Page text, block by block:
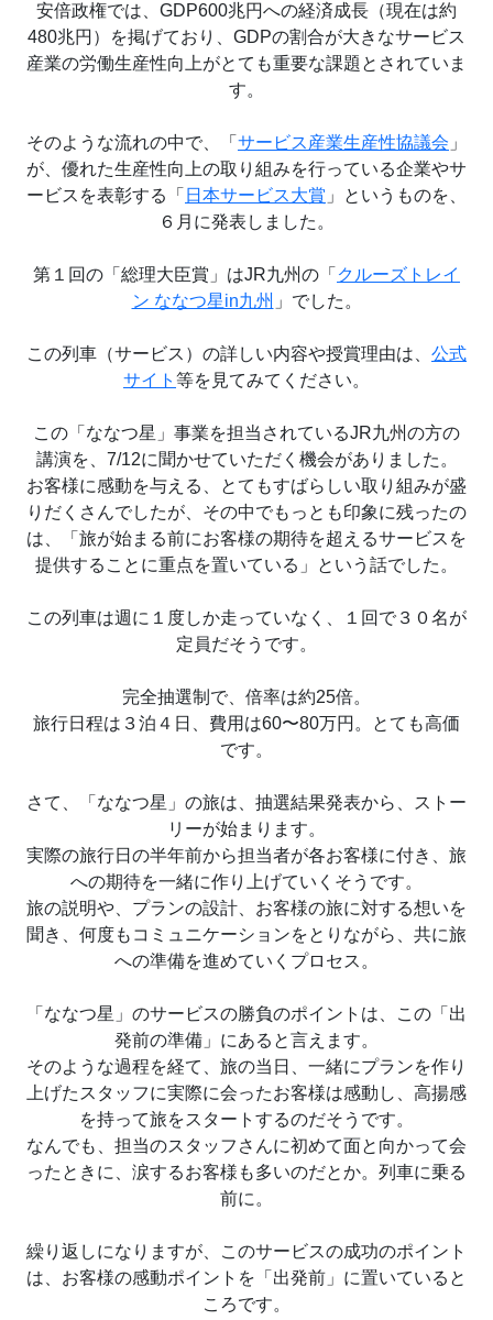
安倍政権では、GDP600兆円への経済成長（現在は約
480兆円）を掲げており、GDPの割合が大きなサービス
産業の労働生産性向上がとても重要な課題とされていま
す。
そのような流れの中で、「 サービス産業生産性協議会 」
が、優れた生産性向上の取り組みを行っている企業やサ
ービスを表彰する「 日本サービス大賞 」というものを、
６月に発表しました。
第１回の「総理大臣賞」はJR九州の「 クルーズトレイ
ン ななつ星in九州 」でした。
この列車（サービス）の詳しい内容や授賞理由は、 公式
サイト 等を見てみてください。
この「ななつ星」事業を担当されているJR九州の方の
講演を、7/12に聞かせていただく機会がありました。
お客様に感動を与える、とてもすばらしい取り組みが盛
りだくさんでしたが、その中でもっとも印象に残ったの
は、「旅が始まる前にお客様の期待を超えるサービスを
提供することに重点を置いている」という話でした。
この列車は週に１度しか走っていなく、１回で３０名が
定員だそうです。
完全抽選制で、倍率は約25倍。
旅行日程は３泊４日、費用は60〜80万円。とても高価
です。
さて、「ななつ星」の旅は、抽選結果発表から、ストー
リーが始まります。
実際の旅行日の半年前から担当者が各お客様に付き、旅
への期待を一緒に作り上げていくそうです。
旅の説明や、プランの設計、お客様の旅に対する想いを
聞き、何度もコミュニケーションをとりながら、共に旅
への準備を進めていくプロセス。
「ななつ星」のサービスの勝負のポイントは、この「出
発前の準備」にあると言えます。
そのような過程を経て、旅の当日、一緒にプランを作り
上げたスタッフに実際に会ったお客様は感動し、高揚感
を持って旅をスタートするのだそうです。
なんでも、担当のスタッフさんに初めて面と向かって会
ったときに、涙するお客様も多いのだとか。列車に乗る
前に。
繰り返しになりますが、このサービスの成功のポイント
は、お客様の感動ポイントを「出発前」に置いていると
ころです。